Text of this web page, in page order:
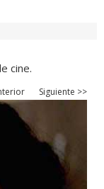
cine.
Siguiente >>